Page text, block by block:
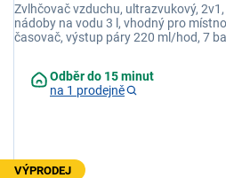
Zvlhčovač vzduchu, ultrazvukový,
nádoby na vodu 3 l, vhodný pro
časovač, výstup páry 220 ml/hod, 7
Odběr do 15 minut
na 1 prodejně
VÝPRODEJ